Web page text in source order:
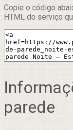
Copie o código
HTML do serviço
parede